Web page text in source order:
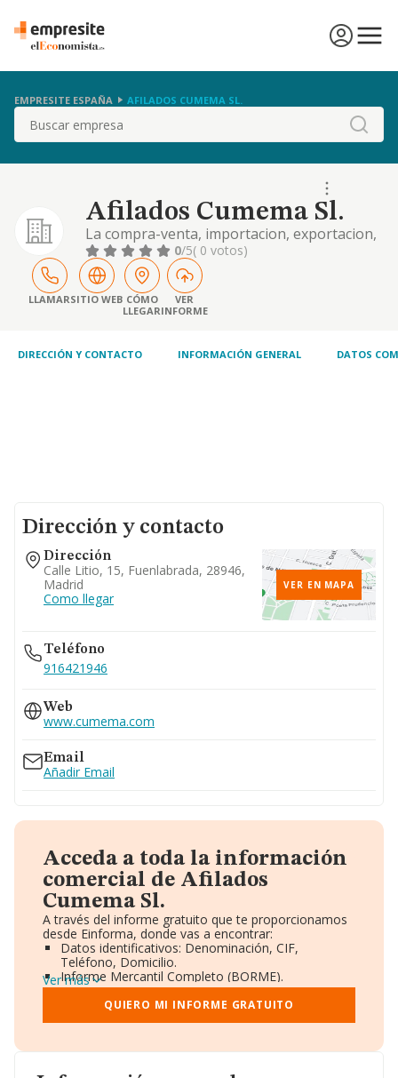
EMPRESITE ESPAÑA AFILADOS CUMEMA SL.
Buscar
Afilados Cumema Sl.
La compra-venta, importacion, exportacion,
fabricacion, reparacion, afilado y
comercializacion de cuchillas para
maquinaria y demas herramientas cortantes,
sus accesorios y complementos, para la
industria del papel, de la madera, del metal,
0/5( 0 votos)
LLAMARSITIO WEB CÓMO
LLEGAR
VER
INFORME
DIRECCIÓN Y CONTACTO INFORMACIÓN GENERAL DATOS
Dirección y contacto
Dirección
Calle Litio, 15, Fuenlabrada, 28946,
Madrid
Como llegar
VER EN MAPA
Teléfono
916421946
Web
www.cumema.com
Email
Añadir Email
Acceda a toda la información
comercial de Afilados
Cumema Sl.
A través del informe gratuito que te proporcionamos
desde Einforma, donde vas a encontrar:
Datos identificativos: Denominación, CIF,
Teléfono, Domicilio.
Informe Mercantil Completo (BORME).
Gráficos de Evolución Ventas y Empleados.
Consejo de Administración y Administradores.
Directivos y Ejecutivos.
Ver más
QUIERO MI INFORME GRATUITO